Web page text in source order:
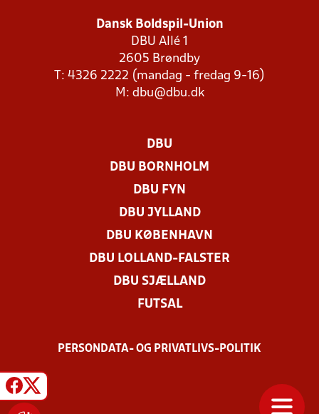
Dansk Boldspil-Union
DBU Allé 1
2605 Brøndby
T: 4326 2222 (mandag - fredag 9-16)
M: dbu@dbu.dk
DBU
DBU BORNHOLM
DBU FYN
DBU JYLLAND
DBU KØBENHAVN
DBU LOLLAND-FALSTER
DBU SJÆLLAND
FUTSAL
PERSONDATA- OG PRIVATLIVS-POLITIK